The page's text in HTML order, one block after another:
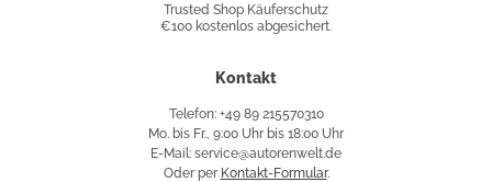
Käuferschutz
Trusted Shop Käuferschutz
€100 kostenlos abgesichert.
Kontakt
Telefon: +49 89 215570310
Mo. bis Fr., 9:00 Uhr bis 18:00 Uhr
E-Mail: service@autorenwelt.de
Oder per Kontakt-Formular.